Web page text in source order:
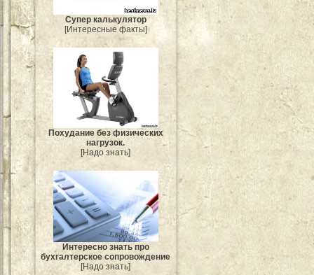
Супер калькулятор
[Интересные факты]
Похудание без физических
нагрузок.
[Надо знать]
Интересно знать про
бухгалтерское сопровождение
[Надо знать]